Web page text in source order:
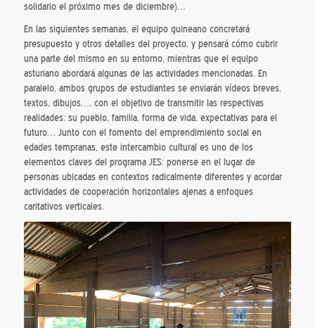
solidario el próximo mes de diciembre)…
En las siguientes semanas, el equipo guineano concretará
presupuesto y otros detalles del proyecto, y pensará cómo cubrir
una parte del mismo en su entorno, mientras que el equipo
asturiano abordará algunas de las actividades mencionadas. En
paralelo, ambos grupos de estudiantes se enviarán vídeos breves,
textos, dibujos…, con el objetivo de transmitir las respectivas
realidades: su pueblo, familia, forma de vida, expectativas para el
futuro… Junto con el fomento del emprendimiento social en
edades tempranas, este intercambio cultural es uno de los
elementos claves del programa JES: ponerse en el lugar de
personas ubicadas en contextos radicalmente diferentes y acordar
actividades de cooperación horizontales ajenas a enfoques
caritativos verticales.